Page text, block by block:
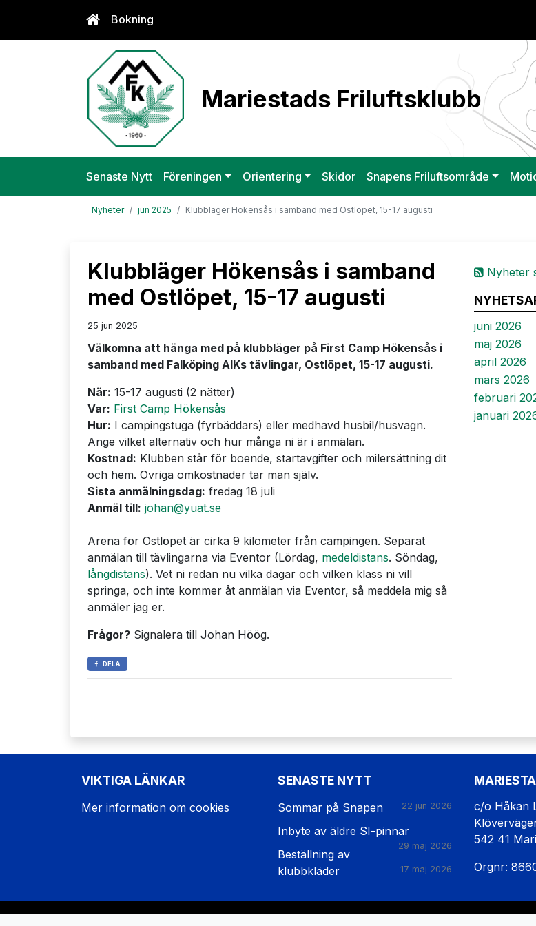
Bokning
Mariestads Friluftsklubb
Senaste Nytt Föreningen Orientering Skidor Snapens Friluftsområde
Nyheter jun 2025 Klubbläger Hökensås i samband med Ostlöpet, 15-17 augusti
Nyheter
juni 2026
maj 2026
april 2026
mars 2026
februari
januari
Klubbläger Hökensås i samband
med Ostlöpet, 15-17 augusti
25 jun 2025
Välkomna att hänga med på klubbläger på First Camp Hökensås i
samband med Falköping AIKs tävlingar, Ostlöpet, 15-17 augusti.
När: 15-17 augusti (2 nätter)
Var: First Camp Hökensås
Hur: I campingstuga (fyrbäddars) eller medhavd husbil/husvagn.
Ange vilket alternativ och hur många ni är i anmälan.
Kostnad: Klubben står för boende, startavgifter och milersättning dit
och hem. Övriga omkostnader tar man själv.
Sista anmälningsdag: fredag 18 juli
Anmäl till: johan@yuat.se
Arena för Ostlöpet är cirka 9 kilometer från campingen. Separat
anmälan till tävlingarna via Eventor (Lördag, medeldistans. Söndag,
långdistans). Vet ni redan nu vilka dagar och vilken klass ni vill
springa, och inte kommer åt anmälan via Eventor, så meddela mig så
anmäler jag er.
Frågor? Signalera till Johan Höög.
DELA
VIKTIGA LÄNKAR
Mer information om cookies
SENASTE NYTT
Sommar på Snapen 22 jun 2026
Inbyte av äldre SI-pinnar
29 maj 2026
Beställning av
klubbkläder
17 maj 2026
c/o Håkan
542 41
Orgnr: